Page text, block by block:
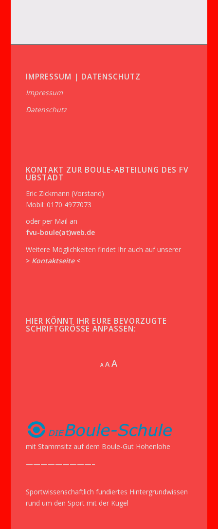
IMPRESSUM | DATENSCHUTZ
Impressum
Datenschutz
KONTAKT ZUR BOULE-ABTEILUNG DES FV
UBSTADT
Eric Zickmann (Vorstand)
Mobil: 0170 4977073
oder per Mail an
fvu-boule(at)web.de
Weitere Möglichkeiten findet Ihr auch auf unserer
> Kontaktseite <
HIER KÖNNT IHR EURE BEVORZUGTE
SCHRIFTGRÖSSE ANPASSEN:
A Decrease
AReset
AIncrease
mit Stammsitz auf dem Boule-Gut Hohenlohe
—————————–
Sportwissenschaftlich fundiertes Hintergrundwissen
rund um den Sport mit der Kugel